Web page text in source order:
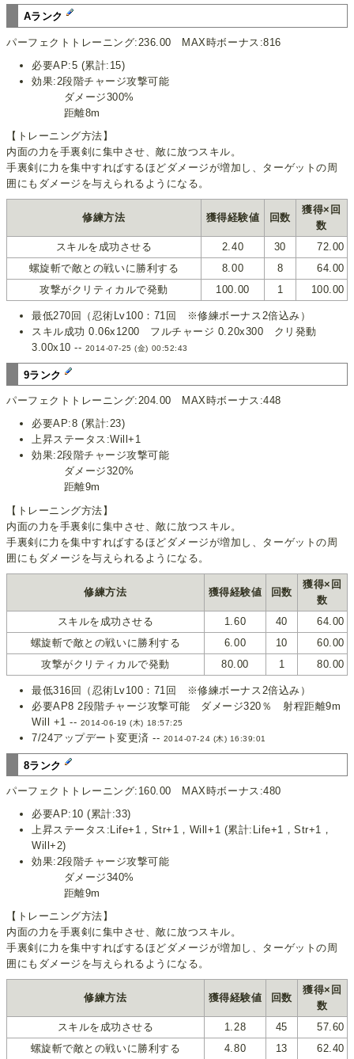
Aランク
パーフェクトトレーニング:236.00 MAX時ボーナス:816
必要AP:5 (累計:15)
効果:2段階チャージ攻撃可能
ダメージ300%
距離8m
【トレーニング方法】
内面の力を手裏剣に集中させ、敵に放つスキル。
手裏剣に力を集中すればするほどダメージが増加し、ターゲットの周
囲にもダメージを与えられるようになる。
修練方法 獲得経験値 回数
獲得×回
数
スキルを成功させる
2.40 30
72.00
螺旋斬で敵との戦いに勝利する
8.00 8
64.00
攻撃がクリティカルで発動
100.00 1 100.00
最低270回（忍術Lv100：71回 ※修練ボーナス2倍込み）
スキル成功 0.06x1200 フルチャージ 0.20x300 クリ発動
3.00x10 -- 2014-07-25 (金) 00:52:43
9ランク
パーフェクトトレーニング:204.00 MAX時ボーナス:448
必要AP:8 (累計:23)
上昇ステータス:Will+1
効果:2段階チャージ攻撃可能
ダメージ320%
距離9m
【トレーニング方法】
内面の力を手裏剣に集中させ、敵に放つスキル。
手裏剣に力を集中すればするほどダメージが増加し、ターゲットの周
囲にもダメージを与えられるようになる。
修練方法 獲得経験値 回数
獲得×回
数
スキルを成功させる
1.60 40
64.00
螺旋斬で敵との戦いに勝利する
6.00 10
60.00
攻撃がクリティカルで発動
80.00 1 80.00
最低316回（忍術Lv100：71回 ※修練ボーナス2倍込み）
必要AP8 2段階チャージ攻撃可能 ダメージ320％ 射程距離9m
Will +1 -- 2014-06-19 (木) 18:57:25
7/24アップデート変更済 -- 2014-07-24 (木) 16:39:01
8ランク
パーフェクトトレーニング:160.00 MAX時ボーナス:480
必要AP:10 (累計:33)
上昇ステータス:Life+1，Str+1，Will+1 (累計:Life+1，Str+1，
Will+2)
効果:2段階チャージ攻撃可能
ダメージ340%
距離9m
【トレーニング方法】
内面の力を手裏剣に集中させ、敵に放つスキル。
手裏剣に力を集中すればするほどダメージが増加し、ターゲットの周
囲にもダメージを与えられるようになる。
修練方法 獲得経験値 回数
獲得×回
数
スキルを成功させる
1.28 45
57.60
螺旋斬で敵との戦いに勝利する
4.80 13 62.40